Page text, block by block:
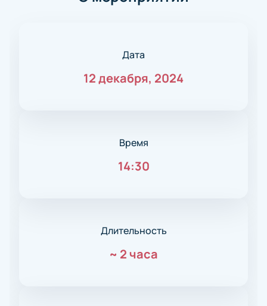
Дата
12 декабря, 2024
Время
14:30
Длительность
~ 2 часа